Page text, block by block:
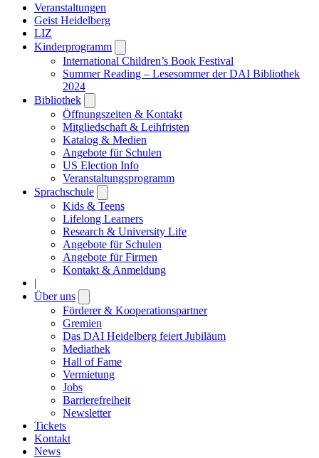
Veranstaltungen
Geist Heidelberg
LIZ
Kinderprogramm
submenu
International Children’s Book Festival
Summer Reading – Lesesommer der DAI Bibliothek
2024
Bibliothek
submenu
Öffnungszeiten & Kontakt
Mitgliedschaft & Leihfristen
Katalog & Medien
Angebote für Schulen
US Election Info
Veranstaltungsprogramm
Sprachschule
submenu
Kids & Teens
Lifelong Learners
Research & University Life
Angebote für Schulen
Angebote für Firmen
Kontakt & Anmeldung
|
Über uns
submenu
Förderer & Kooperationspartner
Gremien
Das DAI Heidelberg feiert Jubiläum
Mediathek
Hall of Fame
Vermietung
Jobs
Barrierefreiheit
Newsletter
Tickets
Kontakt
News